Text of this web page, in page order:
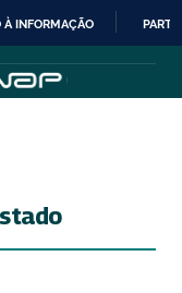
À INFORMAÇÃO